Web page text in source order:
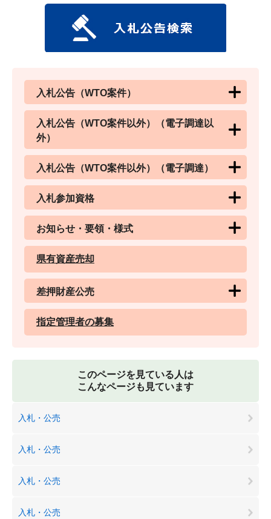
入札公告（WTO案件）
入札公告（WTO案件以外）（電子調達以
外）
入札公告（WTO案件以外）（電子調達）
入札参加資格
お知らせ・要領・様式
県有資産売却
差押財産公売
指定管理者の募集
このページを見ている人は
こんなページも見ています
入札・公売
入札・公売
入札・公売
入札・公売